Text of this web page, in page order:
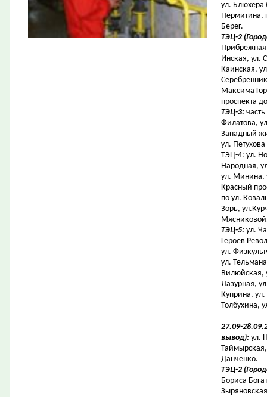
ул. Блюхера
Пермитина,
Берег.
ТЭЦ-2
Инская, ул.
Каинская,
Максима
проспекта
ТЭЦ-3:
Филатова,
Западный
ул.
ТЭЦ-4: ул.
Народная,
ул. Минина,
Красный
по ул.
Зорь,
ТЭЦ-5: ул.
Героев
ул.
ул.
Вилюйская,
Лазурная,
Куприна, ул.
Толбухина,
27.09-
вывод): ул.
Таймырская,
Данченко.
ТЭЦ-2
Бориса